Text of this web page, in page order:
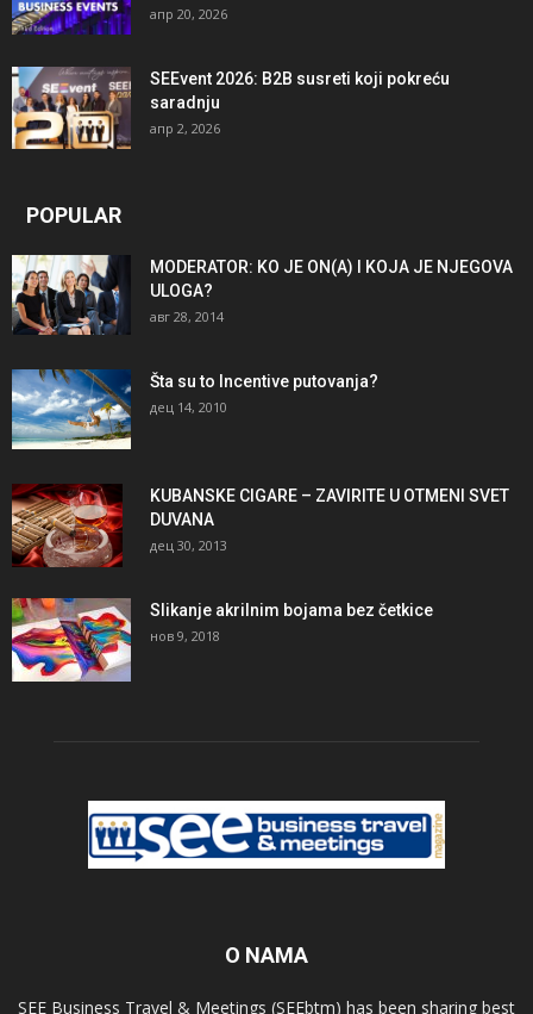
апр 20, 2026
SEEvent 2026: B2B susreti koji pokreću
saradnju
апр 2, 2026
POPULAR
MODERATOR: KO JE ON(A) I KOJA JE NJEGOVA
ULOGA?
авг 28, 2014
Šta su to Incentive putovanja?
дец 14, 2010
KUBANSKE CIGARE – ZAVIRITE U OTMENI SVET
DUVANA
дец 30, 2013
Slikanje akrilnim bojama bez četkice
нов 9, 2018
O NAMA
SEE Business Travel & Meetings (SEEbtm) has been sharing best